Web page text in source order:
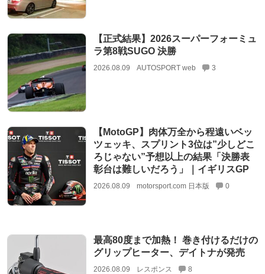
【正式結果】2026スーパーフォーミュ
ラ第8戦SUGO 決勝
2026.08.09 AUTOSPORT web 3
【MotoGP】肉体万全から程遠いベッ
ツェッキ、スプリント3位は”少しどこ
ろじゃない”予想以上の結果「決勝表
彰台は難しいだろう」｜イギリスGP
2026.08.09 motorsport.com 日本版 0
最高80度まで加熱！ 巻き付けるだけの
グリップヒーター、デイトナが発売
2026.08.09 レスポンス 8